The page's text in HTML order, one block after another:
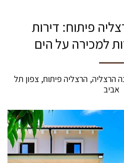
פיתוח: דירות
למכירה על הים
חדשות נדל''ן בקו החוף מרינה הרצליה, הרצליה פיתוח, צפון תל
אביב